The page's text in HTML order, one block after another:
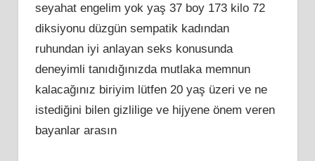
seyahat engelim yok yaş 37 boy 173 kilo 72
diksiyonu düzgün sempatik kadından
ruhundan iyi anlayan seks konusunda
deneyimli tanıdığınızda mutlaka memnun
kalacağınız biriyim lütfen 20 yaş üzeri ve ne
istediğini bilen gizlilige ve hijyene önem veren
bayanlar arasın